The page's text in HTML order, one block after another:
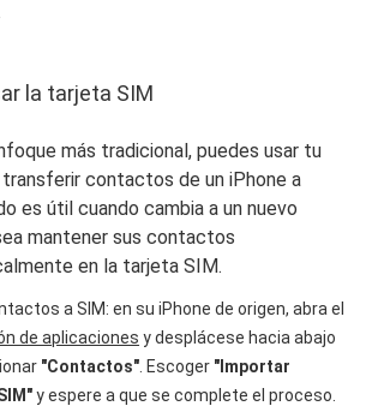
la tarjeta SIM
más tradicional, puedes usar tu
contactos de un iPhone a
es útil cuando cambia a un nuevo
mantener sus contactos
en la tarjeta SIM.
a SIM: en su iPhone de origen, abra el
de aplicaciones y desplácese hacia abajo
"Contactos" . Escoger "Importar
y espere a que se complete el proceso.